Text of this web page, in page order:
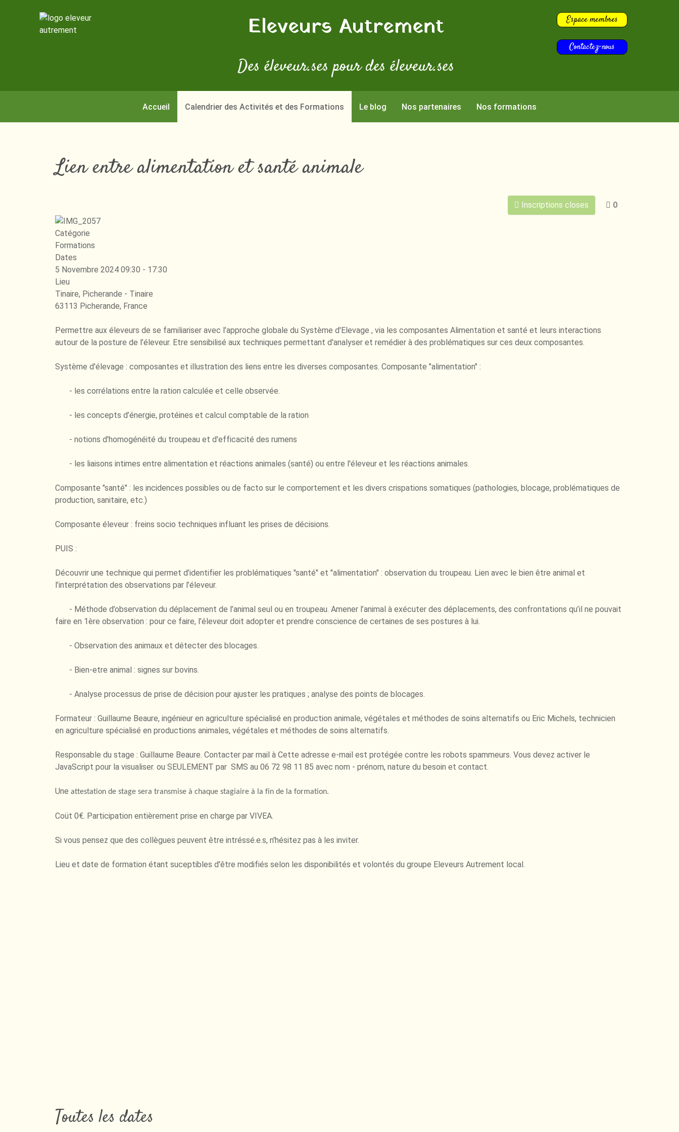
Eleveurs Autrement
Des éleveur.ses pour des éleveur.ses
Espace membres
Contactez-nous
Accueil Calendrier des Activités et des Formations Le blog Nos partenaires Nos formations
Lien entre alimentation et santé animale
Inscriptions closes 0
Catégorie
Formations
Dates
5 Novembre 2024 09:30 - 17:30
Lieu
Tinaire, Picherande - Tinaire
63113 Picherande, France
Permettre aux éleveurs de se familiariser avec l’approche globale du Système d'Elevage , via les composantes Alimentation et santé et leurs interactions
autour de la posture de l’éleveur. Etre sensibilisé aux techniques permettant d'analyser et remédier à des problématiques sur ces deux composantes.
Système d'élevage : composantes et illustration des liens entre les diverses composantes. Composante "alimentation" :
- les corrélations entre la ration calculée et celle observée.
- les concepts d’énergie, protéines et calcul comptable de la ration
- notions d'homogénéité du troupeau et d'efficacité des rumens
- les liaisons intimes entre alimentation et réactions animales (santé) ou entre l'éleveur et les réactions animales.
Composante "santé" : les incidences possibles ou de facto sur le comportement et les divers crispations somatiques (pathologies, blocage, problématiques de
production, sanitaire, etc.)
Composante éleveur : freins socio techniques influant les prises de décisions.
PUIS :
Découvrir une technique qui permet d’identifier les problématiques "santé" et "alimentation" : observation du troupeau. Lien avec le bien être animal et
l’interprétation des observations par l’éleveur.
- Méthode d’observation du déplacement de l’animal seul ou en troupeau. Amener l’animal à exécuter des déplacements, des confrontations qu’il ne pouvait
faire en 1ère observation : pour ce faire, l’éleveur doit adopter et prendre conscience de certaines de ses postures à lui.
- Observation des animaux et détecter des blocages.
- Bien-etre animal : signes sur bovins.
- Analyse processus de prise de décision pour ajuster les pratiques ; analyse des points de blocages.
Formateur : Guillaume Beaure, ingénieur en agriculture spécialisé en production animale, végétales et méthodes de soins alternatifs ou Eric Michels, technicien
en agriculture spécialisé en productions animales, végétales et méthodes de soins alternatifs.
Responsable du stage : Guillaume Beaure. Contacter par mail à Cette adresse e-mail est protégée contre les robots spammeurs. Vous devez activer le
JavaScript pour la visualiser. ou SEULEMENT par SMS au 06 72 98 11 85 avec nom - prénom, nature du besoin et contact.
Une attestation de stage sera transmise à chaque stagiaire à la fin de la formation.
Coüt 0€. Participation entièrement prise en charge par VIVEA.
Si vous pensez que des collègues peuvent être intréssé.e.s, n'hésitez pas à les inviter.
Lieu et date de formation étant suceptibles d'être modifiés selon les disponibilités et volontés du groupe Eleveurs Autrement local.
Toutes les dates